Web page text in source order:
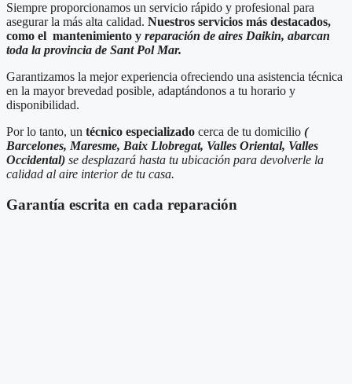
Siempre proporcionamos un servicio rápido y profesional para
asegurar la más alta calidad. Nuestros servicios más destacados,
como el mantenimiento y reparación de aires Daikin, abarcan
toda la provincia de Sant Pol Mar.
Garantizamos la mejor experiencia ofreciendo una asistencia técnica
en la mayor brevedad posible, adaptándonos a tu horario y
disponibilidad.
Por lo tanto, un técnico especializado cerca de tu domicilio (
Barcelones, Maresme, Baix Llobregat, Valles Oriental, Valles
Occidental) se desplazará hasta tu ubicación para devolverle la
calidad al aire interior de tu casa.
Garantía escrita en cada reparación